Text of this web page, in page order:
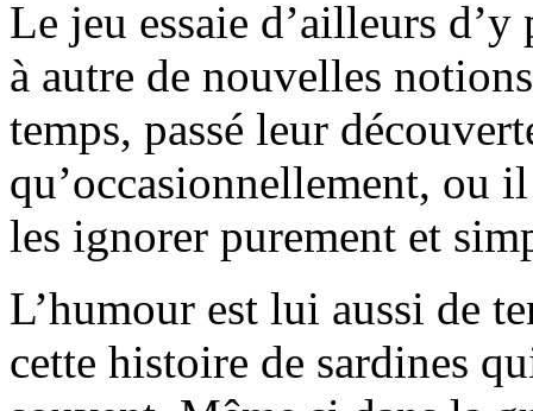
Le jeu essaie d’ailleurs
à autre de nouvelles
temps, passé leur
qu’occasionnellement, ou
les ignorer purement et
L’humour est lui aussi de
cette histoire de sardines